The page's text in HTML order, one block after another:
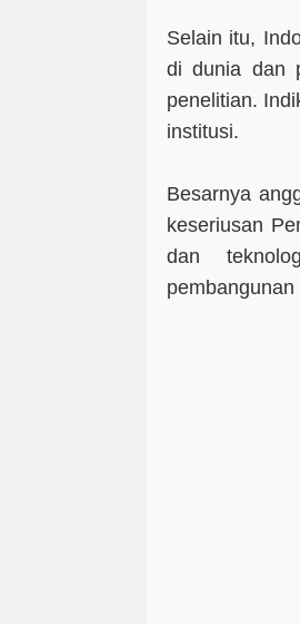
Selain itu,
di dunia dan
penelitian.
institusi.
Besarnya
keseriusan
dan
pembangunan